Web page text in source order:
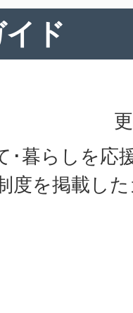
ド
･暮らしを応
度を掲載し